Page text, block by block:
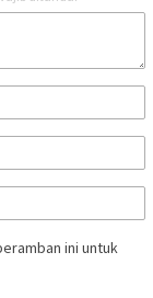
ini untuk